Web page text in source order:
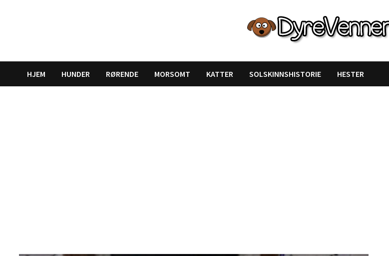
HJEM HUNDER RØRENDE MORSOMT KATTER SOLSKINNSHISTORIE HESTER
Likte du denne artikkelen?
DEL den gjerne!